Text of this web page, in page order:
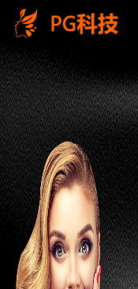
PG
电
子
控
股
有
限
公
司-